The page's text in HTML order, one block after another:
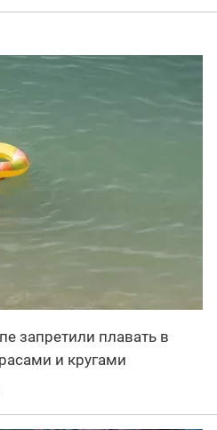
запретили плавать в
и кругами